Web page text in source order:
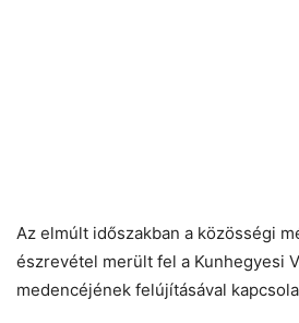
Az elmúlt időszakban a közösségi
észrevétel merült fel a Kunhegyesi
medencéjének felújításával